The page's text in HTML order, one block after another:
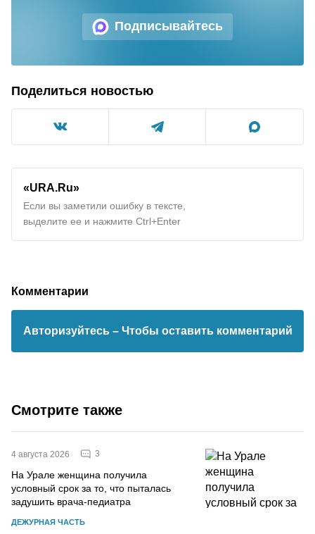
Подписывайтесь
Поделиться новостью
«URA.Ru»
Если вы заметили ошибку в тексте,
выделите ее и нажмите Ctrl+Enter
Комментарии
Авторизуйтесь – Чтобы оставить комментарий
Смотрите также
4 августа 2026 3
На Урале женщина получила
условный срок за то, что пыталась
задушить врача-педиатра
ДЕЖУРНАЯ ЧАСТЬ